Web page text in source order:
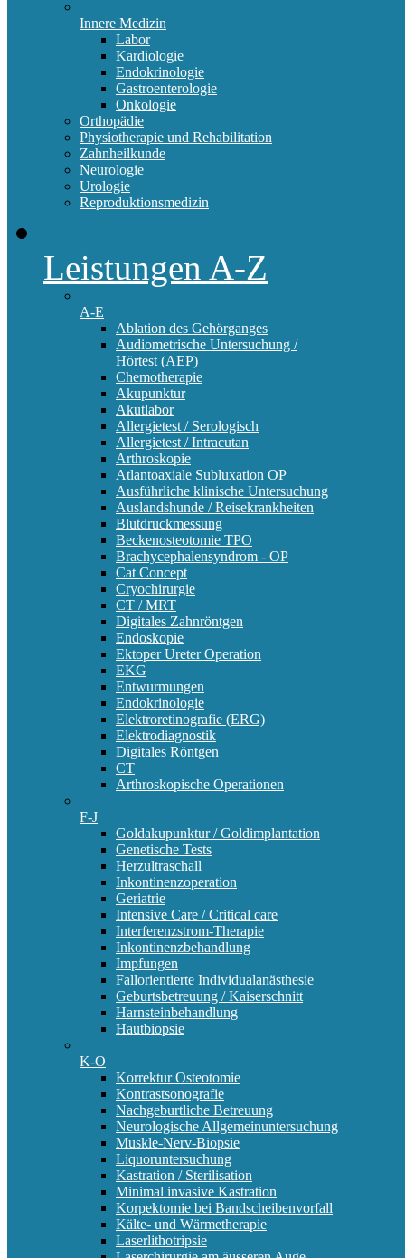
Innere Medizin
Labor
Kardiologie
Endokrinologie
Gastroenterologie
Onkologie
Orthopädie
Physiotherapie und Rehabilitation
Zahnheilkunde
Neurologie
Urologie
Reproduktionsmedizin
Leistungen A-Z
A-E
Ablation des Gehörganges
Audiometrische Untersuchung /
Hörtest (AEP)
Chemotherapie
Akupunktur
Akutlabor
Allergietest / Serologisch
Allergietest / Intracutan
Arthroskopie
Atlantoaxiale Subluxation OP
Ausführliche klinische Untersuchung
Auslandshunde / Reisekrankheiten
Blutdruckmessung
Beckenosteotomie TPO
Brachycephalensyndrom - OP
Cat Concept
Cryochirurgie
CT / MRT
Digitales Zahnröntgen
Endoskopie
Ektoper Ureter Operation
EKG
Entwurmungen
Endokrinologie
Elektroretinografie (ERG)
Elektrodiagnostik
Digitales Röntgen
CT
Arthroskopische Operationen
F-J
Goldakupunktur / Goldimplantation
Genetische Tests
Herzultraschall
Inkontinenzoperation
Geriatrie
Intensive Care / Critical care
Interferenzstrom-Therapie
Inkontinenzbehandlung
Impfungen
Fallorientierte Individualanästhesie
Geburtsbetreuung / Kaiserschnitt
Harnsteinbehandlung
Hautbiopsie
K-O
Korrektur Osteotomie
Kontrastsonografie
Nachgeburtliche Betreuung
Neurologische Allgemeinuntersuchung
Muskle-Nerv-Biopsie
Liquoruntersuchung
Kastration / Sterilisation
Minimal invasive Kastration
Korpektomie bei Bandscheibenvorfall
Kälte- und Wärmetherapie
Laserlithotripsie